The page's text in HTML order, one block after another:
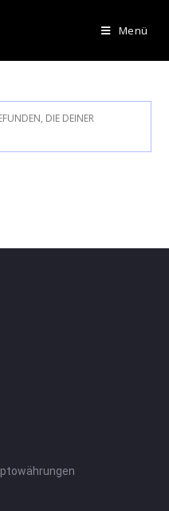
Menü
DIE DEINER